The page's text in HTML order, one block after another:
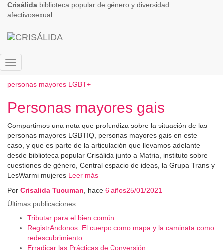
Crisálida biblioteca popular de género y diversidad
afectivosexual
Cambiar
personasmayireslgbt
personas mayores LGBT+
Personas mayores gais
Compartimos una nota que profundiza sobre la situación de las
personas mayores LGBTIQ, personas mayores gais en este
caso, y que es parte de la articulación que llevamos adelante
desde biblioteca popular Crisálida junto a Matria, instituto sobre
cuestiones de género, Central espacio de ideas, la Grupa Trans y
LesWarmi mujeres Leer más
Por Crisalida Tucuman , hace 6 años25/01/2021
Últimas publicaciones
Tributar para el bien común.
RegistrAndonos: El cuerpo como mapa y la caminata como
redescubrimiento.
Erradicar las Prácticas de Conversión.